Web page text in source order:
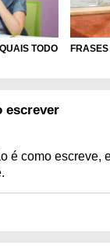
TODO
escrever
é como escreve,